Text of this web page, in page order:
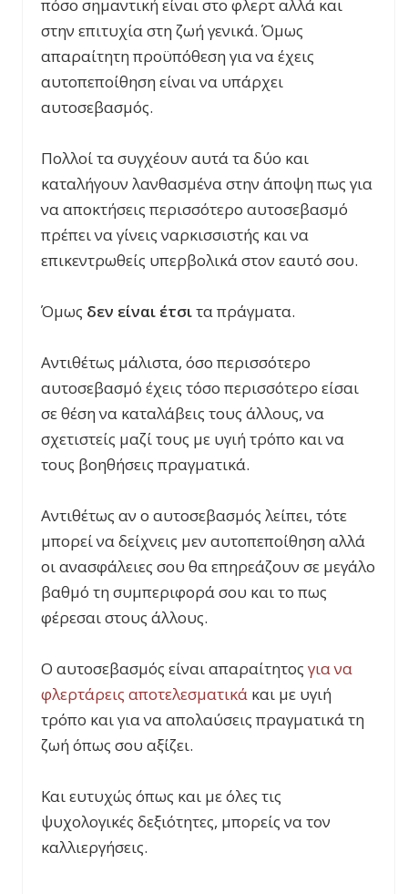
πόσο σημαντική είναι στο φλερτ αλλά και
στην επιτυχία στη ζωή γενικά. Όμως
απαραίτητη προϋπόθεση για να έχεις
αυτοπεποίθηση είναι να υπάρχει
αυτοσεβασμός.
Πολλοί τα συγχέουν αυτά τα δύο και
καταλήγουν λανθασμένα στην άποψη πως για
να αποκτήσεις περισσότερο αυτοσεβασμό
πρέπει να γίνεις ναρκισσιστής και να
επικεντρωθείς υπερβολικά στον εαυτό σου.
Όμως δεν είναι έτσιτα πράγματα.
Αντιθέτως μάλιστα, όσο περισσότερο
αυτοσεβασμό έχεις τόσο περισσότερο είσαι
σε θέση να καταλάβεις τους άλλους, να
σχετιστείς μαζί τους με υγιή τρόπο και να
τους βοηθήσεις πραγματικά.
Αντιθέτως αν ο αυτοσεβασμός λείπει, τότε
μπορεί να δείχνεις μεν αυτοπεποίθηση αλλά
οι ανασφάλειες σου θα επηρεάζουν σε μεγάλο
βαθμό τη συμπεριφορά σου και το πως
φέρεσαι στους άλλους.
Ο αυτοσεβασμός είναι απαραίτητος για να
φλερτάρεις αποτελεσματικά και με υγιή
τρόπο και για να απολαύσεις πραγματικά τη
ζωή όπως σου αξίζει.
Και ευτυχώς όπως και με όλες τις
ψυχολογικές δεξιότητες, μπορείς να τον
καλλιεργήσεις.